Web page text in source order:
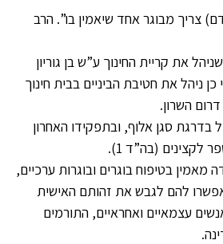
צריך מבוגר אחד שיאמין בו”. הרב
את קריית החינוך ע”ש בן גוריון
ניהל את חטיבת הביניים בבית חינוך
השרון.
מצה”ל בדרגת סגן אלוף, ובתפקידו האחרון
לקצינים (בה”ד 1).
מאמין בטיפוח בוגרים ובוגרות ערכיים,
להם לגבש את זהותם האישית
עצמאיים ואחראיים, התורמים